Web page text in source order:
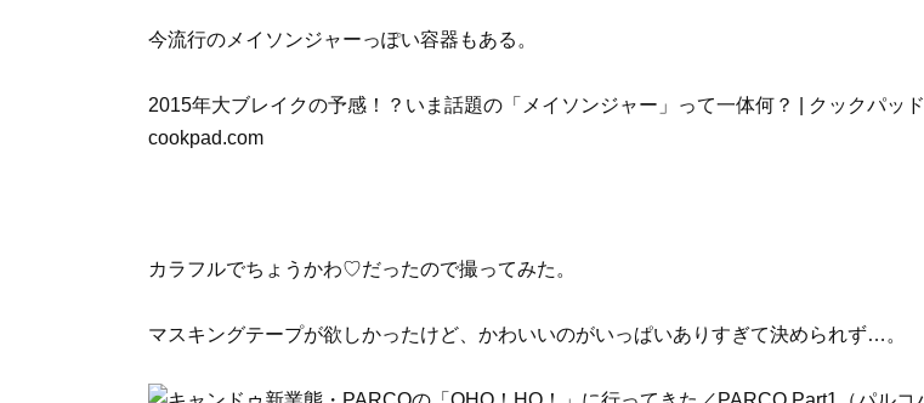
今流行のメイソンジャーっぽい容器もある。
2015年大ブレイクの予感！？いま話題の「メイソンジャー」って一体何？ | クックパッド
cookpad.com
カラフルでちょうかわ♡だったので撮ってみた。
マスキングテープが欲しかったけど、かわいいのがいっぱいありすぎて決められず…。